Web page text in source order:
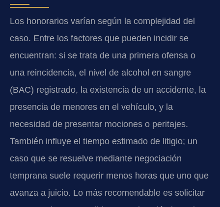
Los honorarios varían según la complejidad del
caso. Entre los factores que pueden incidir se
encuentran: si se trata de una primera ofensa o
una reincidencia, el nivel de alcohol en sangre
(BAC) registrado, la existencia de un accidente, la
presencia de menores en el vehículo, y la
necesidad de presentar mociones o peritajes.
También influye el tiempo estimado de litigio; un
caso que se resuelve mediante negociación
temprana suele requerir menos horas que uno que
avanza a juicio. Lo más recomendable es solicitar